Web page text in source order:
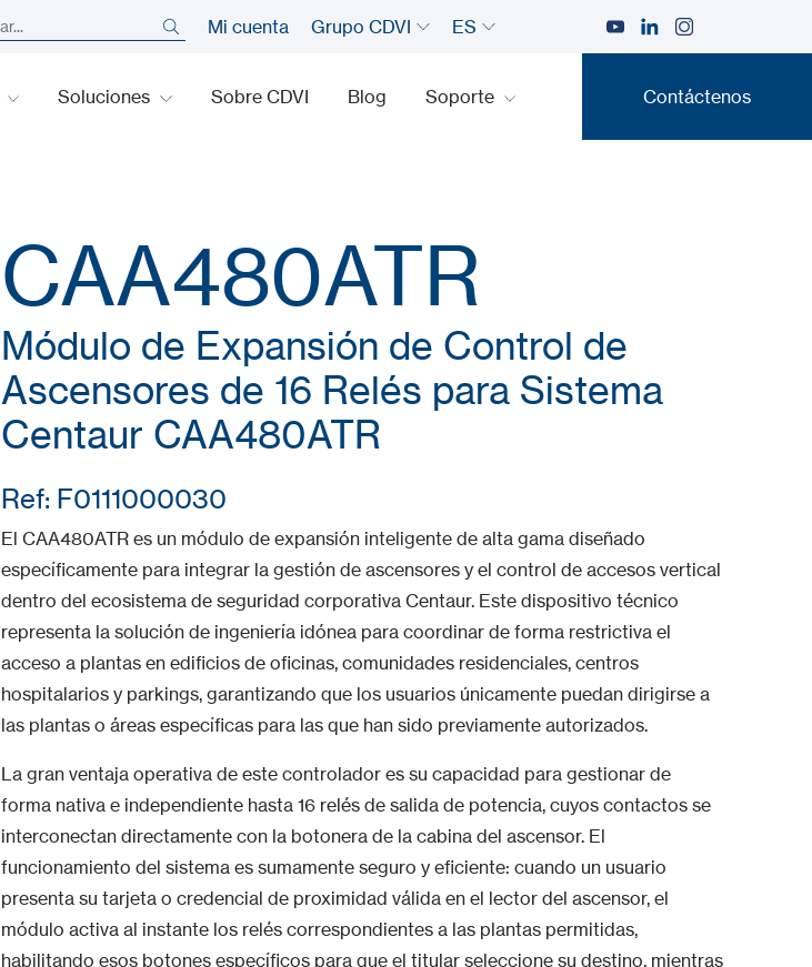
Mi cuenta Grupo CDVI ES
Soluciones Sobre CDVI Blog Soporte Contáctenos
CAA480ATR
Módulo de Expansión de Control de
Ascensores de 16 Relés para Sistema
Centaur CAA480ATR
Ref: F0111000030
El CAA480ATR es un módulo de expansión inteligente de alta gama diseñado
específicamente para integrar la gestión de ascensores y el control de accesos vertical
dentro del ecosistema de seguridad corporativa Centaur. Este dispositivo técnico
representa la solución de ingeniería idónea para coordinar de forma restrictiva el
acceso a plantas en edificios de oficinas, comunidades residenciales, centros
hospitalarios y parkings, garantizando que los usuarios únicamente puedan dirigirse a
las plantas o áreas específicas para las que han sido previamente autorizados.
La gran ventaja operativa de este controlador es su capacidad para gestionar de
forma nativa e independiente hasta 16 relés de salida de potencia, cuyos contactos se
interconectan directamente con la botonera de la cabina del ascensor. El
funcionamiento del sistema es sumamente seguro y eficiente: cuando un usuario
presenta su tarjeta o credencial de proximidad válida en el lector del ascensor, el
módulo activa al instante los relés correspondientes a las plantas permitidas,
habilitando esos botones específicos para que el titular seleccione su destino, mientras